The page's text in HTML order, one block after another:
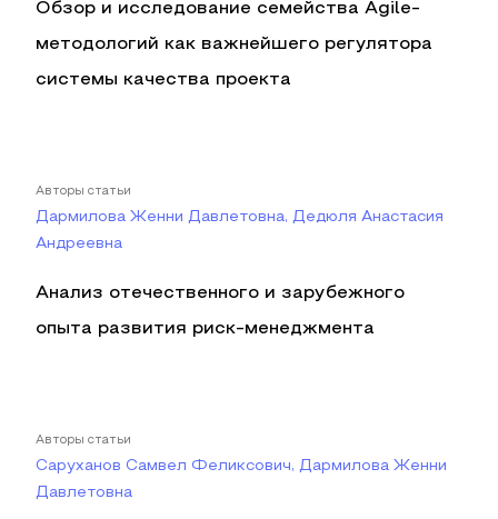
Обзор и исследование семейства Agile-
методологий как важнейшего регулятора
системы качества проекта
Авторы статьи
Дармилова Женни Давлетовна, Дедюля Анастасия
Андреевна
Анализ отечественного и зарубежного
опыта развития риск-менеджмента
Авторы статьи
Саруханов Самвел Феликсович, Дармилова Женни
Давлетовна